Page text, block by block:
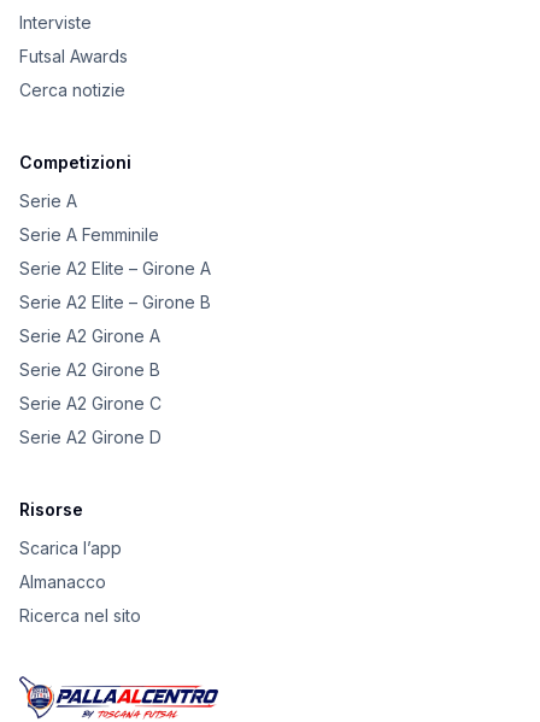
Interviste
Futsal Awards
Cerca notizie
Competizioni
Serie A
Serie A Femminile
Serie A2 Elite – Girone A
Serie A2 Elite – Girone B
Serie A2 Girone A
Serie A2 Girone B
Serie A2 Girone C
Serie A2 Girone D
Risorse
Scarica l’app
Almanacco
Ricerca nel sito